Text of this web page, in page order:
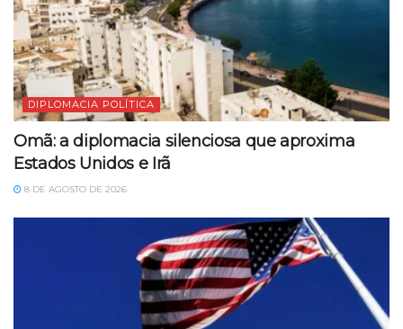
DIPLOMACIA POLÍTICA
Omã: a diplomacia silenciosa que aproxima
Estados Unidos e Irã
8 DE AGOSTO DE 2026